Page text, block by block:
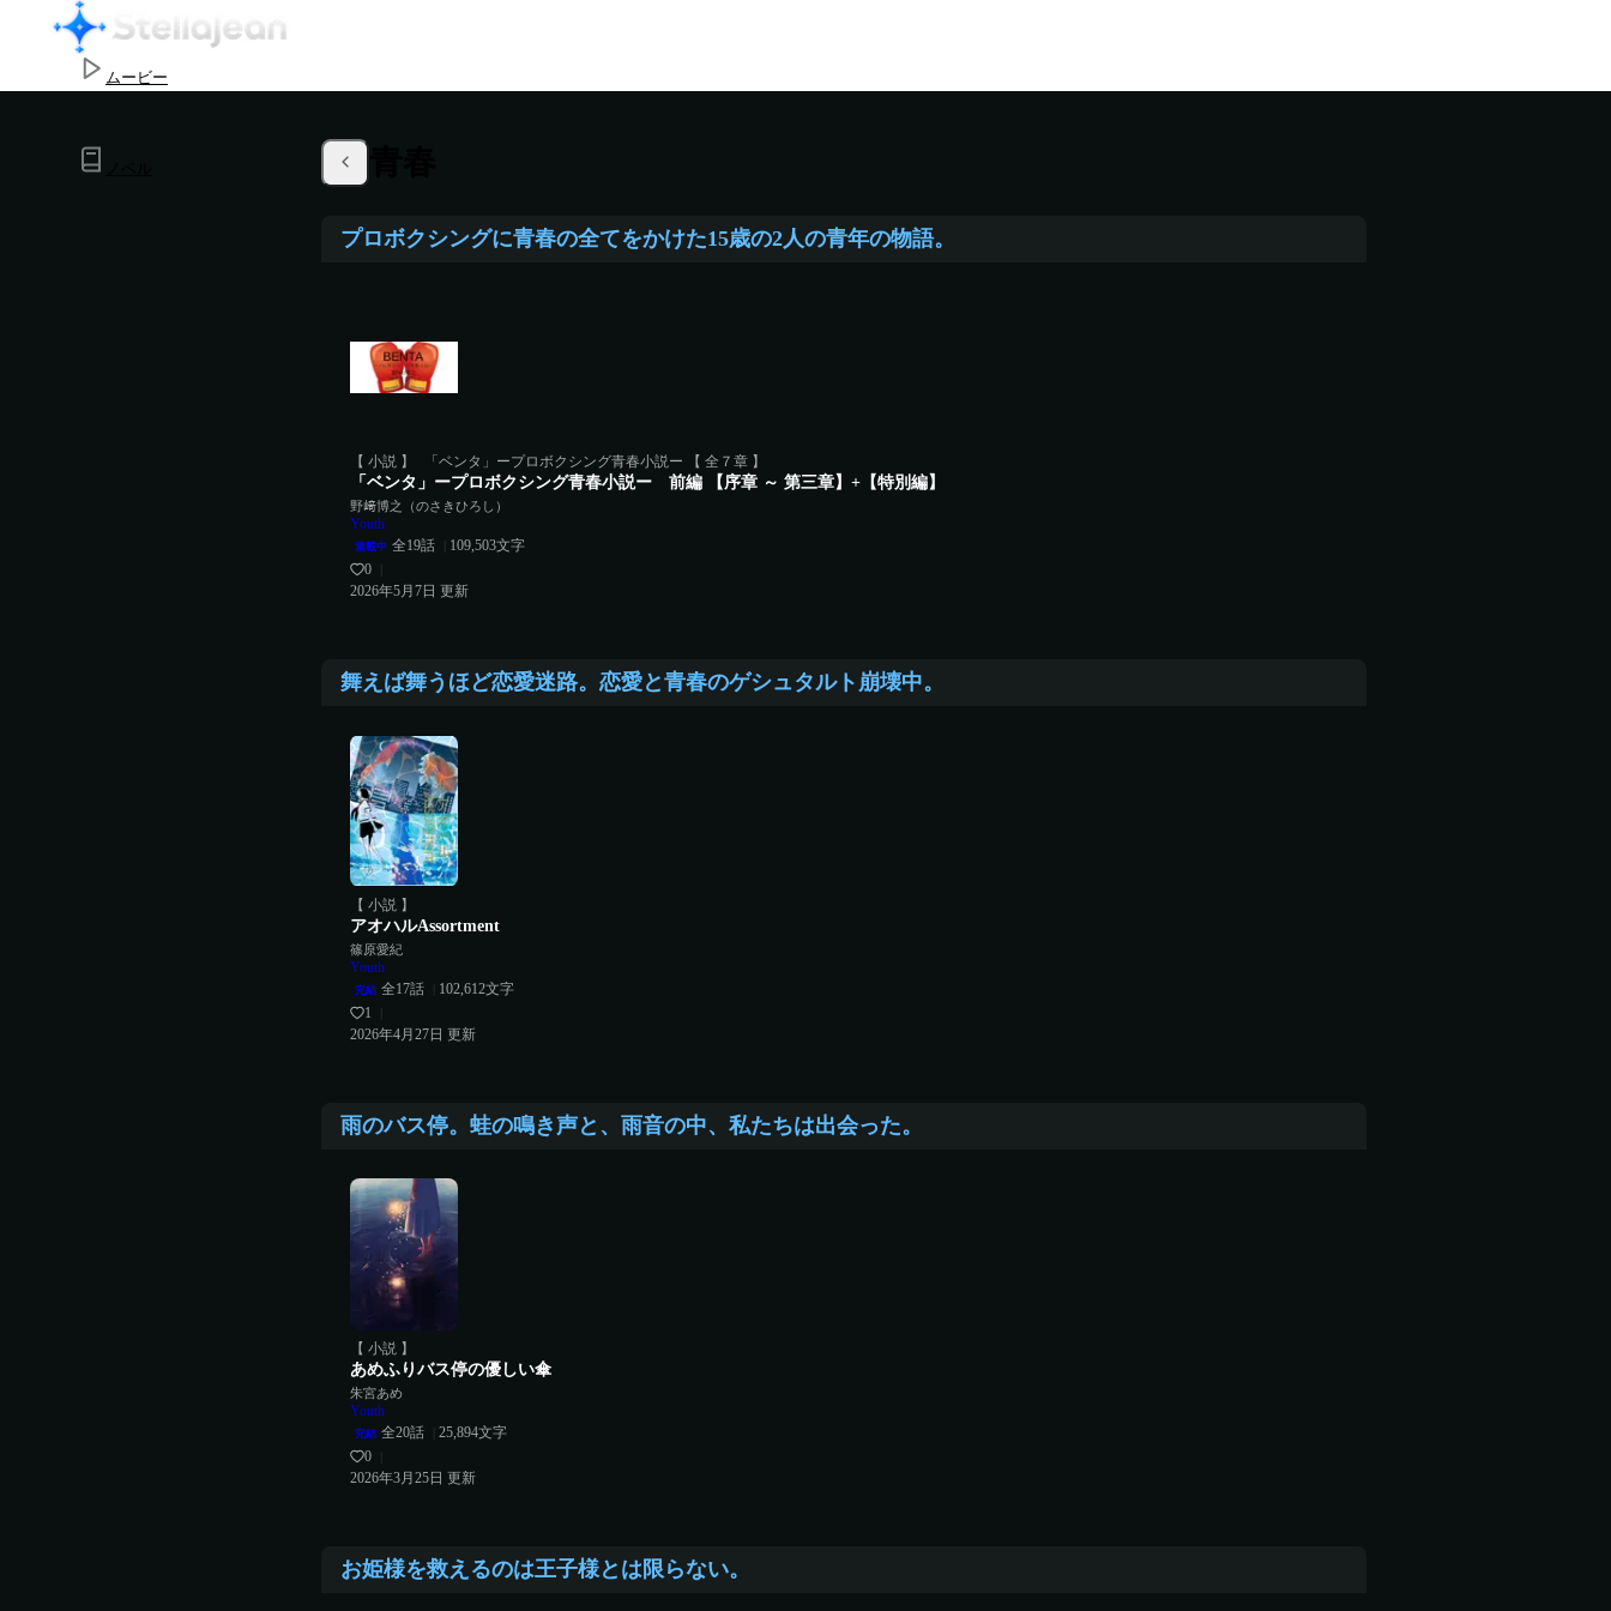
ムービー
作品投稿･管理
アプリ
プロボクシングに青春の全てをかけた15歳の2人の青年の物語。
【 小説 】 「ベンタ」ープロボクシング青春小説ー 【 全７章 】
「ベンタ」ープロボクシング青春小説ー 前編 【序章 ～ 第三章】+【特別編】
野﨑博之（のさきひろし）
Youth
連載中 全19話 109,503文字
0
2026年5月7日 更新
舞えば舞うほど恋愛迷路。恋愛と青春のゲシュタルト崩壊中。
【 小説 】
アオハルAssortment
篠原愛紀
Youth
完結 全17話 102,612文字
1
2026年4月27日 更新
雨のバス停。蛙の鳴き声と、雨音の中、私たちは出会った。
【 小説 】
あめふりバス停の優しい傘
朱宮あめ
Youth
完結 全20話 25,894文字
0
2026年3月25日 更新
お姫様を救えるのは王子様とは限らない。